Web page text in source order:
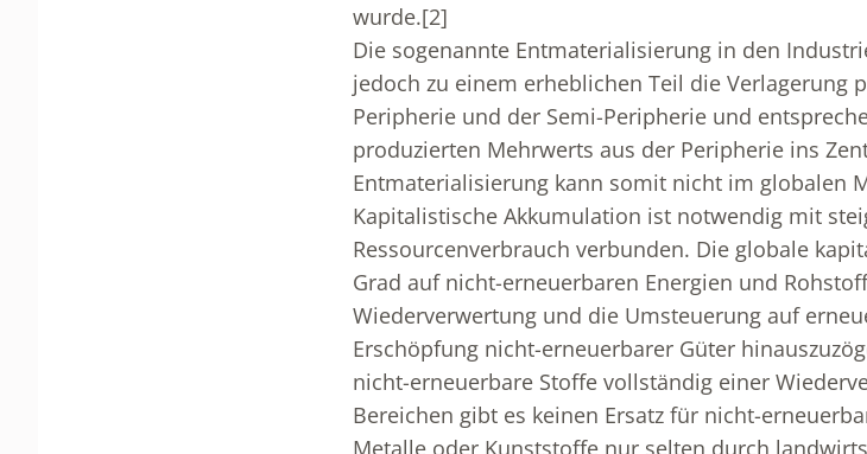
wurde.[2]
Die sogenannte Entmaterialisierung in den
jedoch zu einem erheblichen Teil die Verlagerung
Peripherie und der Semi-Peripherie und
produzierten Mehrwerts aus der Peripherie ins
Entmaterialisierung kann somit nicht im globalen
Kapitalistische Akkumulation ist notwendig mit
Ressourcenverbrauch verbunden. Die globale
Grad auf nicht-erneuerbaren Energien und
Wiederverwertung und die Umsteuerung auf
Erschöpfung nicht-erneuerbarer Güter
nicht-erneuerbare Stoffe vollständig einer
Bereichen gibt es keinen Ersatz für nicht-
Metalle oder Kunststoffe nur selten durch